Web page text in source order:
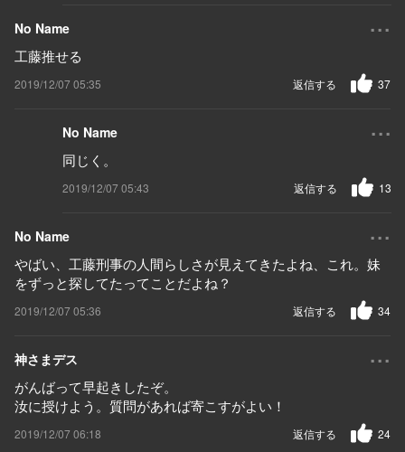
No Name ...
工藤推せる
2019/12/07 05:35 37
返信する
No Name ...
同じく。
2019/12/07 05:43 13
返信する
No Name ...
やばい、工藤刑事の人間らしさが見えてきたよね、これ。妹
をずっと探してたってことだよね？
2019/12/07 05:36 34
返信する
神さまデス ...
がんばって早起きしたぞ。
汝に授けよう。質問があれば寄こすがよい！
2019/12/07 06:18 24
返信する